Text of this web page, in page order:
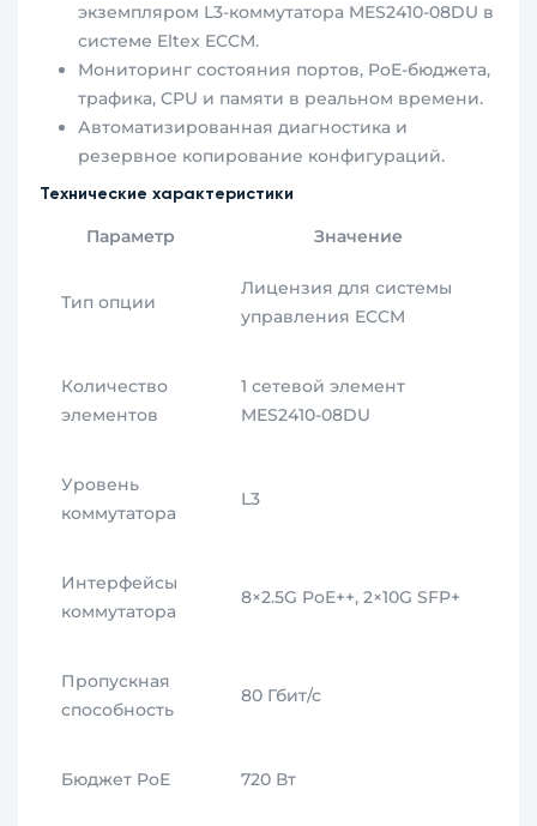
экземпляром L3-коммутатора MES2410-08DU в
системе Eltex ECCM.
Мониторинг состояния портов, PoE-бюджета,
трафика, CPU и памяти в реальном времени.
Автоматизированная диагностика и
резервное копирование конфигураций.
Технические характеристики
Параметр Значение
Тип опции
Лицензия для системы
управления ECCM
Количество
элементов
1 сетевой элемент
MES2410-08DU
Уровень
коммутатора
L3
Интерфейсы
коммутатора
8×2.5G PoE++, 2×10G SFP+
Пропускная
способность
80 Гбит/с
Бюджет PoE 720 Вт